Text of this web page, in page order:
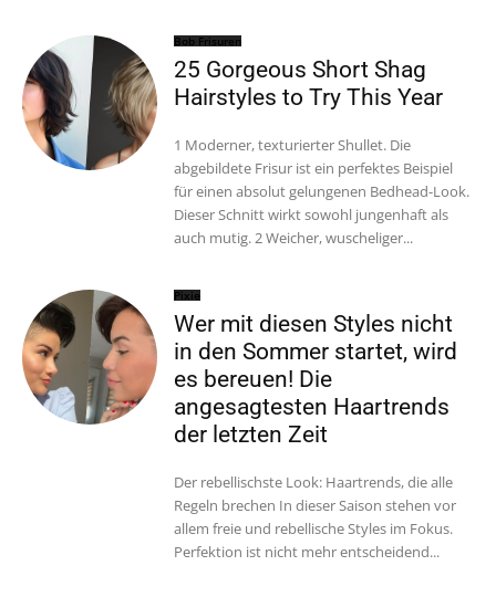
Bob Frisuren
25 Gorgeous Short Shag
Hairstyles to Try This Year
1 Moderner, texturierter Shullet. Die
abgebildete Frisur ist ein perfektes Beispiel
für einen absolut gelungenen Bedhead-Look.
Dieser Schnitt wirkt sowohl jungenhaft als
auch mutig. 2 Weicher, wuscheliger...
Pixie
Wer mit diesen Styles nicht
in den Sommer startet, wird
es bereuen! Die
angesagtesten Haartrends
der letzten Zeit
Der rebellischste Look: Haartrends, die alle
Regeln brechen In dieser Saison stehen vor
allem freie und rebellische Styles im Fokus.
Perfektion ist nicht mehr entscheidend...